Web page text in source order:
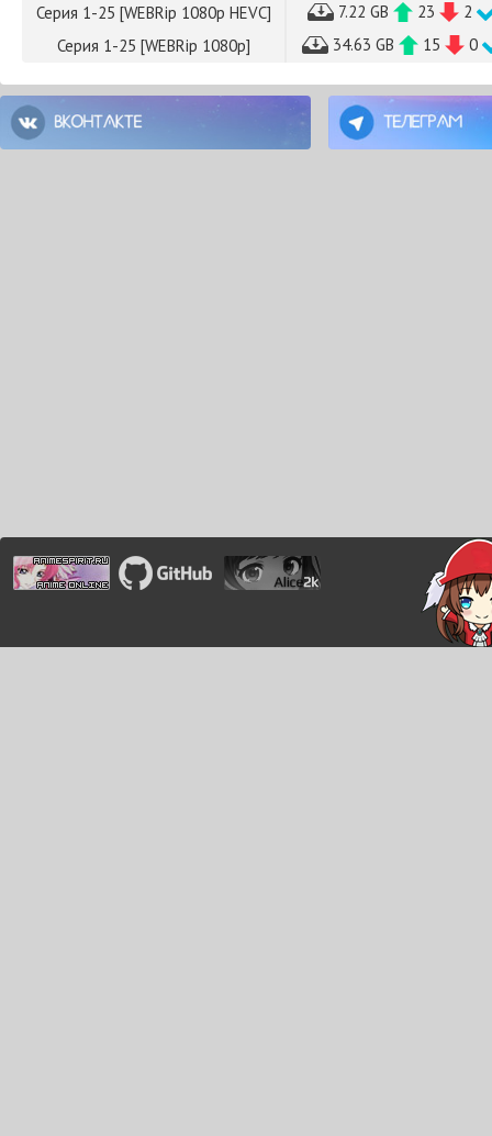
Серия 1-25 [WEBRip 1080p HEVC] 7.22 GB 23
2
Серия 1-25 [WEBRip 1080p]
34.63 GB 15 0